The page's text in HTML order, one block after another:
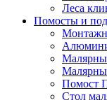
Леса
Помосты и
Помост
Стол